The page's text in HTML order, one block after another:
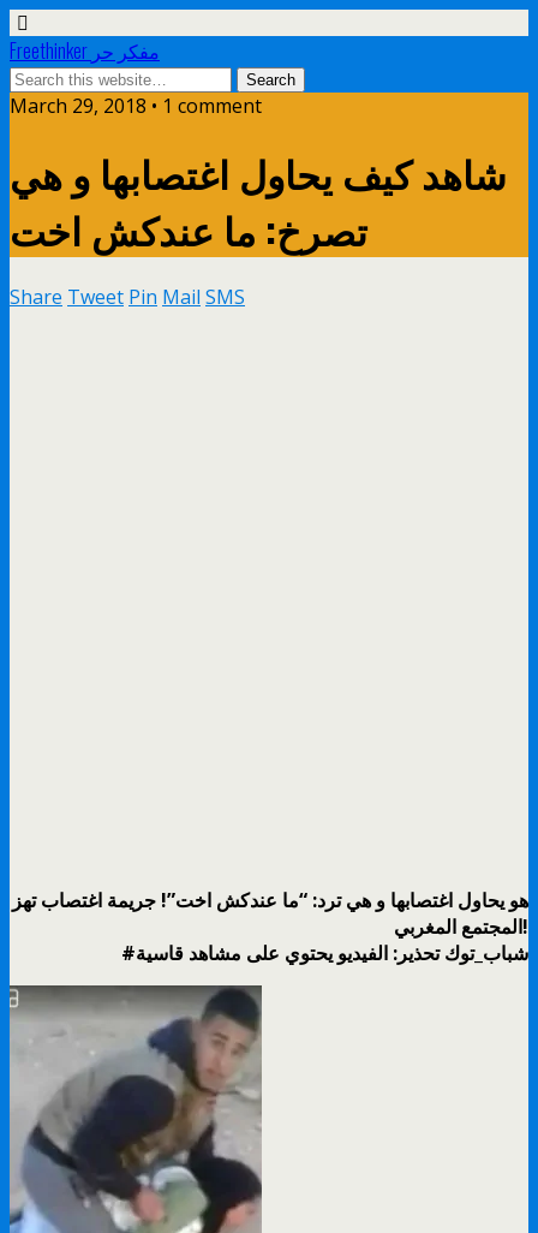
Freethinker مفكر حر
March 29, 2018 • 1 comment
شاهد كيف يحاول اغتصابها و هي
تصرخ: ما عندكش اخت
Share Tweet Pin Mail SMS
هو يحاول اغتصابها و هي ترد: “ما عندكش اخت”! جريمة اغتصاب تهز
المجتمع المغربي!
#شباب_توك تحذير: الفيديو يحتوي على مشاهد قاسية